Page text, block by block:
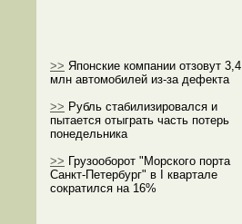
>> Японские компании отзовут 3,4
млн автомобилей из-за дефекта
>> Рубль стабилизировался и
пытается отыграть часть потерь
понедельника
>> Грузооборот "Морского порта
Санкт-Петербург" в I квартале
сократился на 16%